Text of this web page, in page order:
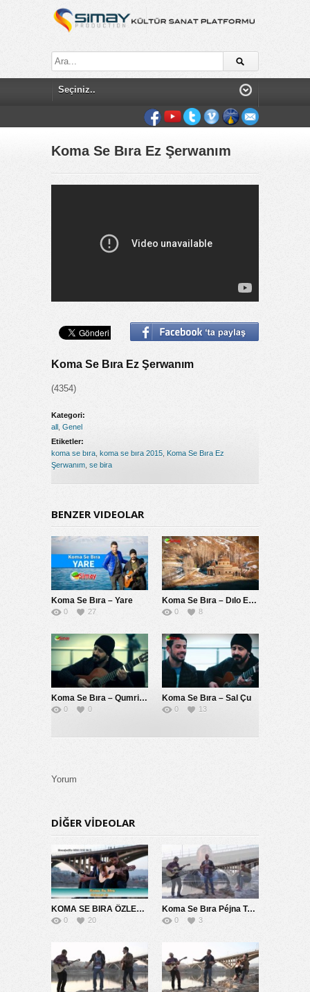
Koma Se Bıra Ez Şerwanım
Koma Se Bıra Ez Şerwanım
(4354)
Kategori:
all Genel
Etiketler:
koma se bıra koma se bıra 2015 Koma Se Bıra Ez
Şerwanım se bira
BENZER VIDEOLAR
Koma Se Bıra – Yare
0 27
Koma Se Bıra – Dılo Ez Bımrım
0 8
Koma Se Bıra – Qumrike
0 0
Koma Se Bıra – Sal Çu
0 13
Yorum
DIĞER VIDEOLAR
KOMA SE BIRA ÖZLEMİM SANA 2014
0 20
Koma Se Bıra Péjna Te Naye
0 3